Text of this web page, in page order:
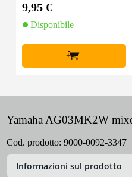
9,95 €
Disponibile
+
Yamaha AG03MK2W
Cod. prodotto: 9000-0092-3347
Informazioni sul prodotto